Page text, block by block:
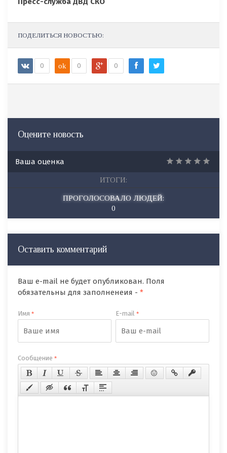
ПОДЕЛИТЬСЯ НОВОСТЬЮ:
0 ok 0 0
Оцените новость
Ваша оценка
ИТОГИ:
ПРОГОЛОСОВАЛО ЛЮДЕЙ:
0
Оставить комментарий
Ваш e-mail не будет опубликован. Поля
обязательны для заполненеия - *
Имя * E-mail*
Сообщение *